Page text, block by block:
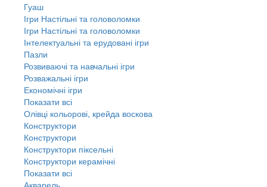
Гуаш
Ігри Настільні та головоломки
Ігри Настільні та головоломки
Інтелектуальні та ерудовані ігри
Пазли
Розвиваючі та навчальні ігри
Розважальні ігри
Економічні ігри
Показати всі
Олівці кольорові, крейда воскова
Конструктори
Конструктори
Конструктори піксельні
Конструктори керамічні
Показати всі